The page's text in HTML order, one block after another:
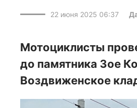
22 июня 2025 06:37
Мотоциклисты
до памятника Зое
Воздвиженское